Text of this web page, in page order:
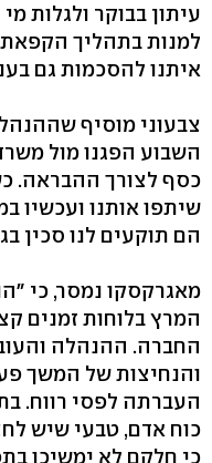
עיתון בבוקר ולגלות
למנות בתהליך הקפאת
איתנו להסכמות גם
צבעוני מוסיף
השבוע הפגנו מול
כסף לצורך ההבראה.
שיתפו אותנו ועכשיו
הם תוקעים לנו סכין
מאגרקסקו נמסר, כי
המרץ בלוחות זמנים
החברה. ההנהלה
והנחיצות של המשך
העברתה לפסי רווח.
כוח אדם, טבעי שיש
כי חלקם לא ימשיכו